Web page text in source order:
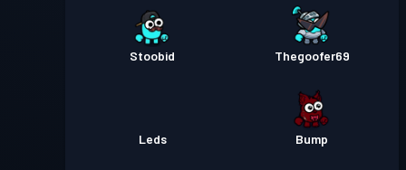
Stoobid Thegoofer69
Leds Bump